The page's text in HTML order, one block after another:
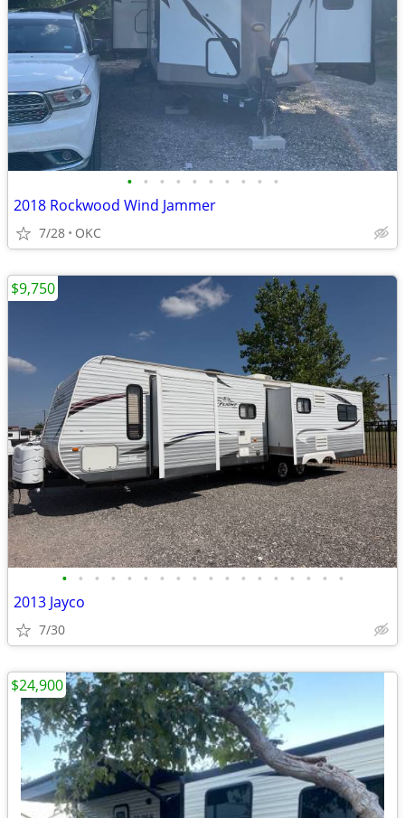
• • • • • • • • • •
2018 Rockwood Wind Jammer
7/28 OKC
• • • • • • • • • • • • • • • • • •
2013 Jayco
7/30
$9,750
$24,900